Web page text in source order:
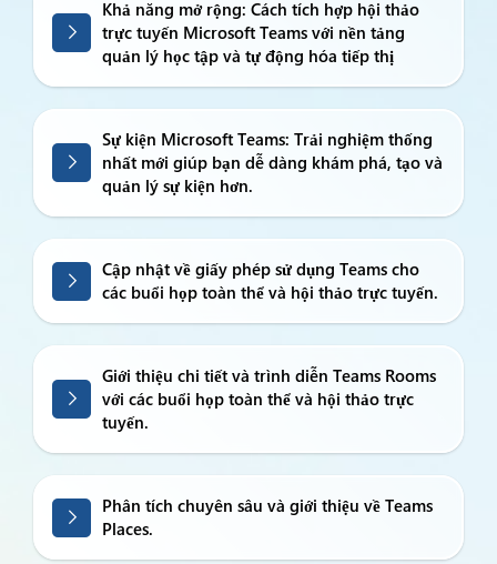
Khả năng mở rộng: Cách tích hợp hội thảo
trực tuyến Microsoft Teams với nền tảng
quản lý học tập và tự động hóa tiếp thị
Sự kiện Microsoft Teams: Trải nghiệm thống
nhất mới giúp bạn dễ dàng khám phá, tạo và
quản lý sự kiện hơn.
Cập nhật về giấy phép sử dụng Teams cho
các buổi họp toàn thể và hội thảo trực tuyến.
Giới thiệu chi tiết và trình diễn Teams Rooms
với các buổi họp toàn thể và hội thảo trực
tuyến.
Phân tích chuyên sâu và giới thiệu về Teams
Places.